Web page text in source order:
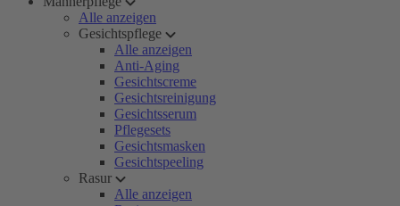
Alle anzeigen
Gesichtspflege
Alle anzeigen
Anti-Aging
Gesichtscreme
Gesichtsreinigung
Gesichtsserum
Pflegesets
Gesichtsmasken
Gesichtspeeling
Rasur
Alle anzeigen